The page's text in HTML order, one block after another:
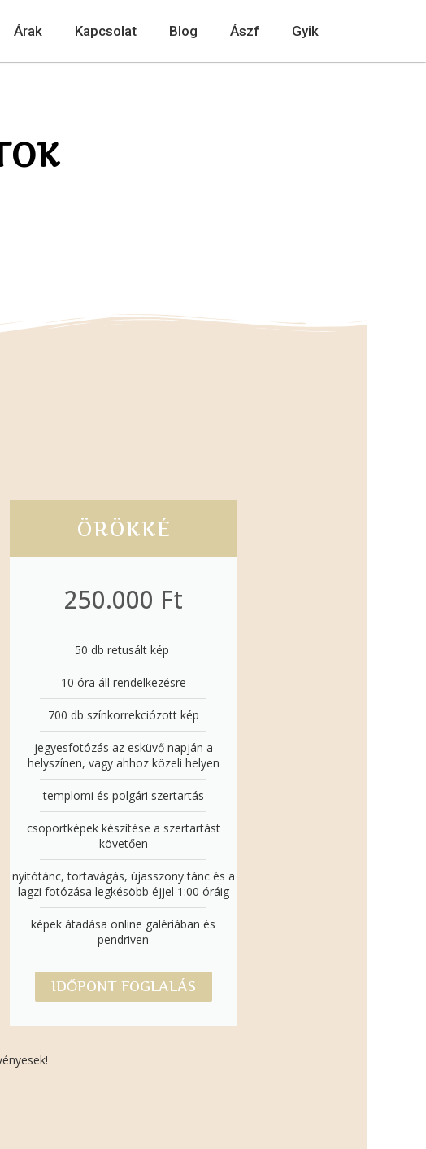
Árak Kapcsolat Blog Ászf Gyik
ÖRÖKKÉ
250.000 Ft
50 db retusált kép ​
10 óra áll rendelkezésre
700 db színkorrekciózott kép
jegyesfotózás az esküvő napján a
helyszínen, vagy ahhoz közeli helyen
templomi és polgári szertartás
csoportképek készítése a szertartást
követően
nyitótánc, tortavágás, újasszony tánc és a
lagzi fotózása legkésöbb éjjel 1:00 óráig
képek átadása online galériában és
pendriven
IDŐPONT FOGLALÁS